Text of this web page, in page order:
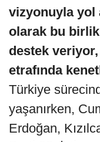
vizyonuyla yol
olarak bu birlik
destek veriyor,
etrafında
Türkiye
yaşanırken,
Erdoğan,